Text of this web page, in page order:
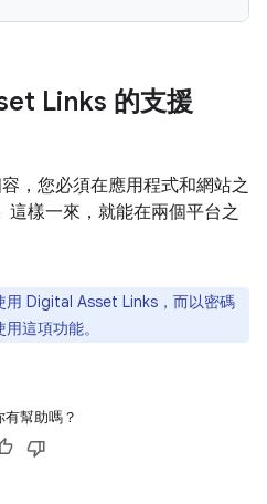
Links 的支援
，您必須在應用程式和網站之
這樣一來，就能在兩個平台之
用 Digital Asset Links，而以密碼
這項功能。
有幫助嗎？